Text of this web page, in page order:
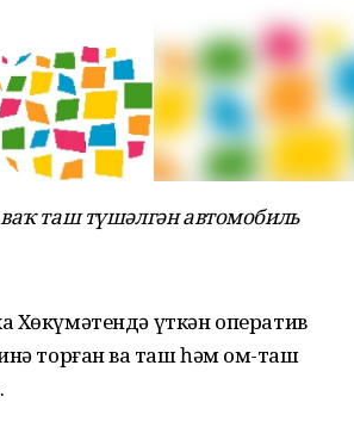
таш түшәлгән автомобиль
Хөкүмәтендә үткән оператив
торған ваҡ таш һәм ҡом-таш